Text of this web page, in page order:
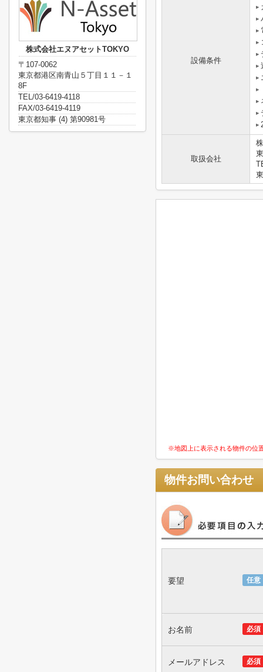
設備条件
取扱会社
※地図上に表示される物件の位
物件お問い合わせ
任意
要望
必須
お名前
必須
メールアドレス
株式会社エヌアセットTOKYO
〒107-0062
東京都港区南青山５丁目１１－１
8F
TEL/03-6419-4118
FAX/03-6419-4119
東京都知事 (4) 第90981号